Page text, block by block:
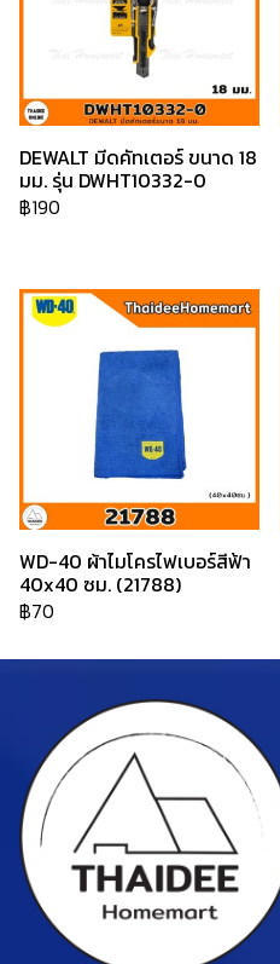
DEWALT มีดคัทเตอร์ ขนาด 18
มม. รุ่น DWHT10332-0
฿190
WD-40 ผ้าไมโครไฟเบอร์สีฟ้า
40x40 ซม. (21788)
฿70